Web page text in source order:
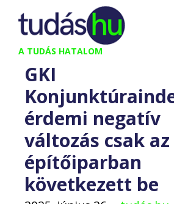
Kilépés
tartalomba
A TUDÁS HATALOM
GKI
érdemi negatív
változás csak az
építőiparban
következett be